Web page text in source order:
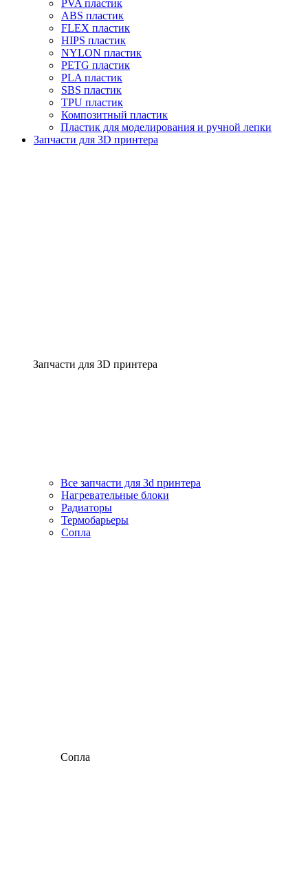
PVA пластик
ABS пластик
FLEX пластик
HIPS пластик
NYLON пластик
PETG пластик
PLA пластик
SBS пластик
TPU пластик
Композитный пластик
Пластик для моделирования и ручной лепки
Запчасти для 3D принтера
Запчасти для 3D принтера
Все запчасти для 3d принтера
Нагревательные блоки
Радиаторы
Термобарьеры
Сопла
Сопла